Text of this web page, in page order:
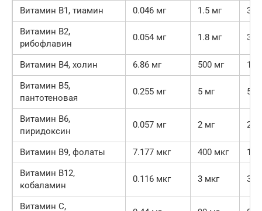
Витамин В1, тиамин 0.046 мг 1.5 мг
Витамин В2,
рибофлавин
0.054 мг 1.8 мг 3%
Витамин В4, холин 6.86 мг 500 мг
Витамин В5,
пантотеновая
0.255 мг 5 мг
Витамин В6,
пиридоксин
0.057 мг 2 мг
Витамин В9, фолаты 7.177 мкг 400 мкг
Витамин В12,
кобаламин
0.116 мкг 3 мкг
Витамин C,